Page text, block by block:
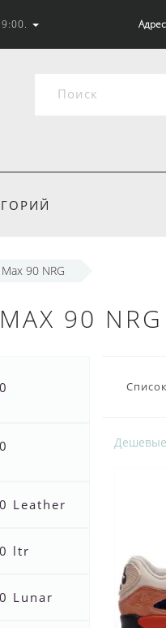
90 NRG
90 NRG
Leather
ltr
Lunar
Дешевые